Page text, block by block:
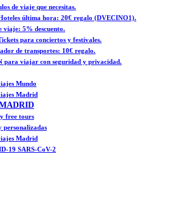
de viaje que necesitas.
última hora: 20€ regalo (DVECINO1).
viaje: 5% descuento.
para conciertos y festivales.
de transportes: 10€ regalo.
para viajar con seguridad y privacidad.
Mundo
Madrid
free tours
personalizadas
Madrid
19 SARS-CoV-2